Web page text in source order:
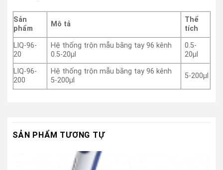
Sản
phẩm
Mô tả
Thể
tích
LIQ-96-
20
Hệ thống trộn mẫu bằng tay 96 kênh
0.5-20µl
0.5-
20µl
LIQ-96-
200
Hệ thống trộn mẫu bằng tay 96 kênh
5-200µl
5-200µl
SẢN PHẨM TƯƠNG TỰ